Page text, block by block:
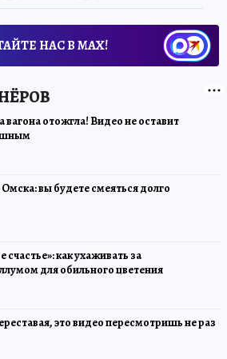
НАС В МАХ!
вагона отожгла! Видео не оставит
вы будете смеяться долго
счастье»: как ухаживать за
для обильного цветения
это видео пересмотришь не раз